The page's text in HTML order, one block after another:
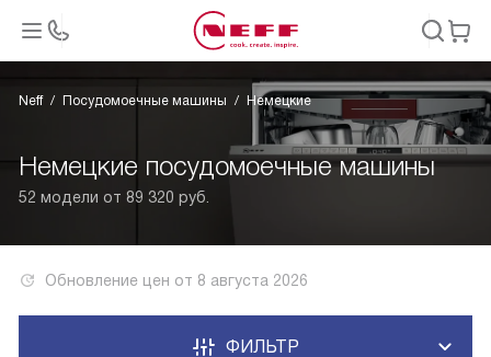
Neff Посудомоечные машины Немецкие
Немецкие посудомоечные машины
52 модели от 89 320 руб.
Обновление цен от 8 августа 2026
ФИЛЬТР